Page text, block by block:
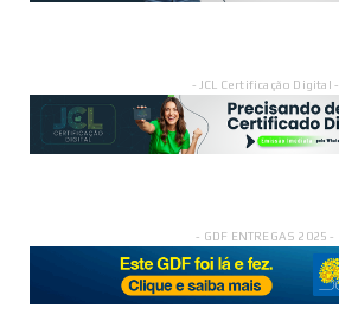
- JCL Certificação Digital -
- GDF ENTREGAS 2025 -